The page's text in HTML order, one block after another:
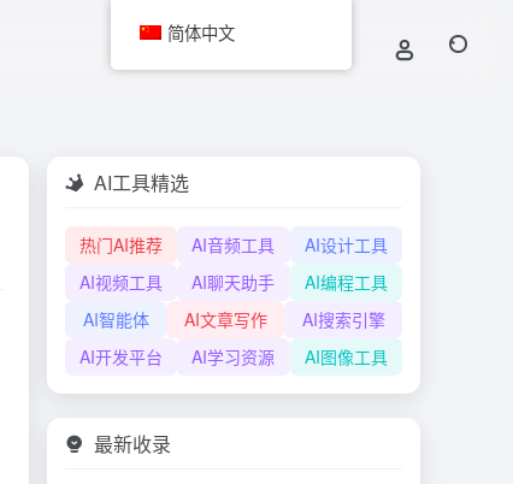
AI工具精选
热门AI推荐 AI音频工具
AI设计工具
AI视频工具
AI聊天助手
AI编程工具
AI智能体
AI文章写作
AI搜索引擎
AI开发平台
AI学习资源 AI图像工具
最新收录
简体中文